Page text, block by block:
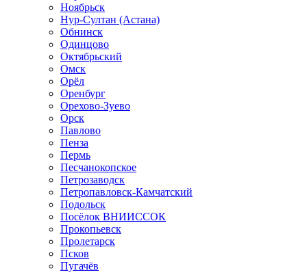
Ноябрьск
Нур-Султан (Астана)
Обнинск
Одинцово
Октябрьский
Омск
Орёл
Оренбург
Орехово-Зуево
Орск
Павлово
Пенза
Пермь
Песчанокопское
Петрозаводск
Петропавловск-Камчатский
Подольск
Посёлок ВНИИССОК
Прокопьевск
Пролетарск
Псков
Пугачёв